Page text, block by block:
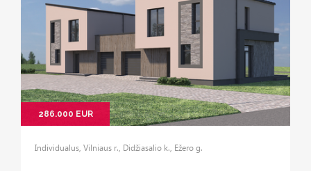
286.000 EUR
Individualus, Vilniaus r., Didžiasalio k., Ežero g.